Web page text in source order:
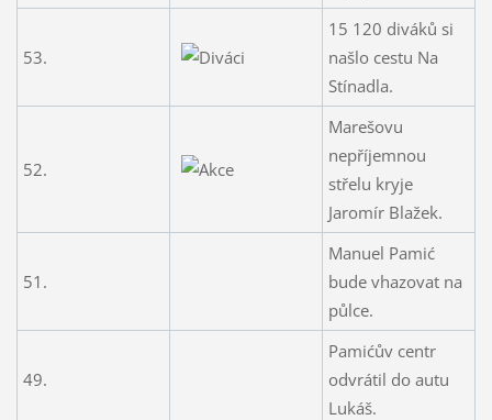
53.
15 120 diváků si
našlo cestu Na
Stínadla.
52.
Marešovu
nepříjemnou
střelu kryje
Jaromír Blažek.
51.
Manuel Pamić
bude vhazovat na
půlce.
49.
Pamićův centr
odvrátil do autu
Lukáš.